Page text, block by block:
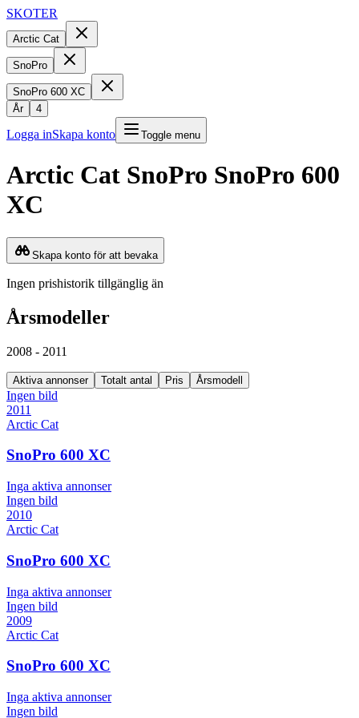
SKOTER
Arctic Cat
SnoPro
SnoPro 600 XC
År
4
Logga inSkapa konto Toggle menu
Arctic Cat SnoPro SnoPro 600
XC
Skapa konto för att bevaka
Ingen prishistorik tillgänglig än
Årsmodeller
2008 - 2011
Aktiva annonser Totalt antal Pris Årsmodell
Ingen bild
2011
Arctic Cat
SnoPro 600 XC
Inga aktiva annonser
Ingen bild
2010
Arctic Cat
SnoPro 600 XC
Inga aktiva annonser
Ingen bild
2009
Arctic Cat
SnoPro 600 XC
Inga aktiva annonser
Ingen bild